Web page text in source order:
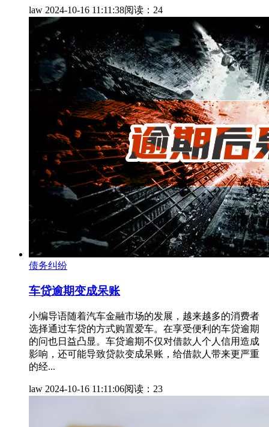
law 2024-10-16 11:11:38阅读：24
债务纠纷
车贷逾期变成呆账
小编导语随着汽车金融市场的发展，越来越多的消费者
选择通过车贷的方式购置爱车。在享受便利的车贷逾期
的问也日益凸显。车贷逾期不仅对借款人个人信用造成
影响，还可能导致贷款变成呆账，给借款人带来更严重
的经...
law 2024-10-16 11:11:06阅读：23